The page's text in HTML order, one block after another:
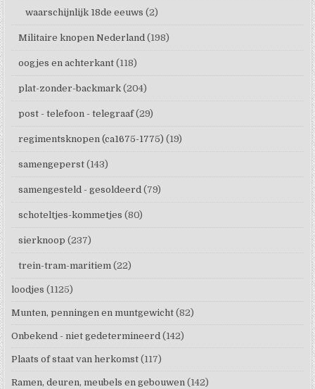
waarschijnlijk 18de eeuws (2)
Militaire knopen Nederland (198)
oogjes en achterkant (118)
plat-zonder-backmark (204)
post - telefoon - telegraaf (29)
regimentsknopen (ca1675-1775) (19)
samengeperst (143)
samengesteld - gesoldeerd (79)
schoteltjes-kommetjes (80)
sierknoop (237)
trein-tram-maritiem (22)
loodjes (1125)
Munten, penningen en muntgewicht (82)
Onbekend - niet gedetermineerd (142)
Plaats of staat van herkomst (117)
Ramen, deuren, meubels en gebouwen (142)